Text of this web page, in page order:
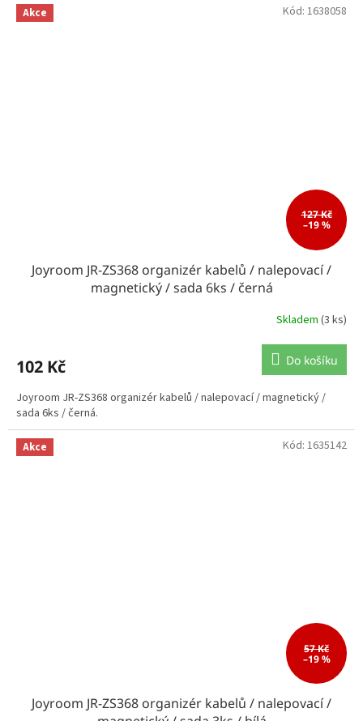
Akce
127 Kč
–19 %
Joyroom JR-ZS368 organizér kabelů / nalepovací /
magnetický / sada 6ks / černá
Skladem (3 ks)
102 Kč Do košíku
Joyroom JR-ZS368 organizér kabelů / nalepovací / magnetický /
sada 6ks / černá.
Kód: 1638058
Akce
57 Kč
–19 %
Joyroom JR-ZS368 organizér kabelů / nalepovací /
Kód: 1635142